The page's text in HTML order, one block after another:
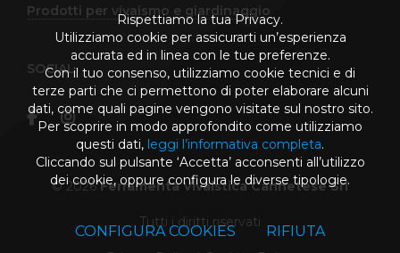
Prodotti per vivaismo e giardinaggio
SOCIAL
© 2026Ferramenta Vivaistica Cannetese Srl
Tutti i diritti riservati
Rispettiamo la tua Privacy.
Utilizziamo cookie per assicurarti un’esperienza
accurata ed in linea con le tue preferenze.
Con il tuo consenso, utilizziamo cookie tecnici e di
terze parti che ci permettono di poter elaborare alcuni
dati, come quali pagine vengono visitate sul nostro sito.
Per scoprire in modo approfondito come utilizziamo
questi dati, leggi l’informativa completa.
Cliccando sul pulsante ‘Accetta’ acconsenti all’utilizzo
dei cookie, oppure configura le diverse tipologie.
CONFIGURA COOKIES RIFIUTA